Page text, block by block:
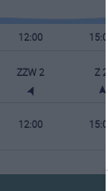
12:00 15:00
ZZW 2 Z 2
12:00 15:00